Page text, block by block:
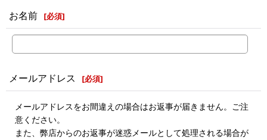
お名前 [必須]
メールアドレス [必須]
メールアドレスをお間違えの場合はお返事が届きません。ご注
意ください。
また、弊店からのお返事が迷惑メールとして処理される場合が